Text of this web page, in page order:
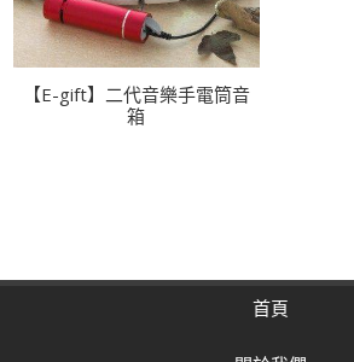
【E-gift】二代音樂手電筒音
箱
首頁